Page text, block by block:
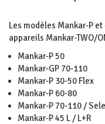
Les modèles Mankar-P
appareils Mankar-TWO/
Mankar-P 50
Mankar-GP 70-110
Mankar-P 30-50 Flex
Mankar-P 60-80
Mankar-P 70-110 /
Mankar-P 45 L / L+R